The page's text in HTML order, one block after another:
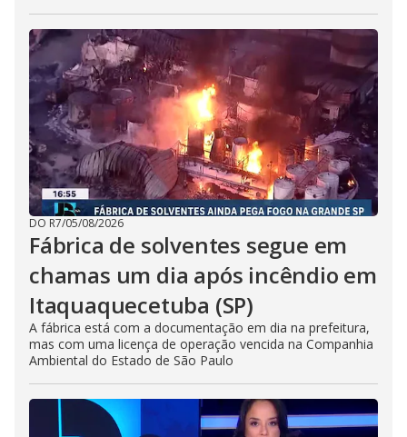
DO R7/05/08/2026
Fábrica de solventes segue em
chamas um dia após incêndio em
Itaquaquecetuba (SP)
A fábrica está com a documentação em dia na prefeitura,
mas com uma licença de operação vencida na Companhia
Ambiental do Estado de São Paulo